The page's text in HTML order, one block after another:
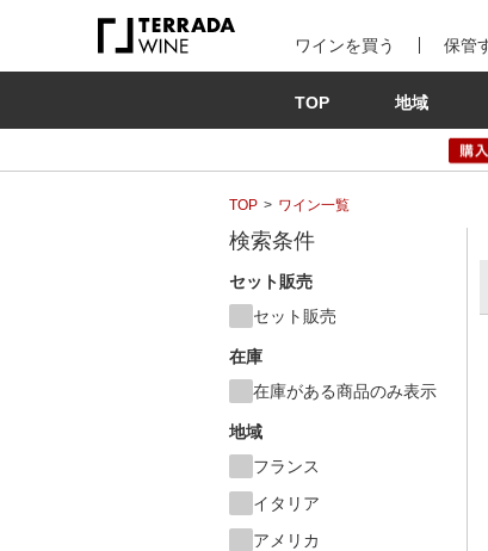
ワインを買う 保管
TOP 地域
TOP ワイン一覧
検索条件
セット販売
セット販売
在庫
在庫がある商品のみ表示
地域
フランス
イタリア
アメリカ